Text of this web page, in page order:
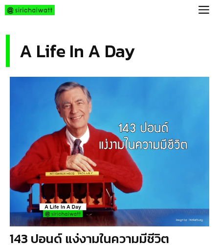
Skip
to
A Life In A Day
143 ปอนด์ แง่งามในความมีชีวิต